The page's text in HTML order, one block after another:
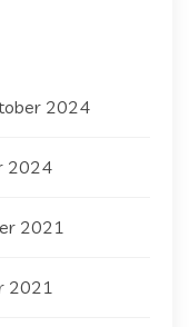
2024
2024
2021
2021